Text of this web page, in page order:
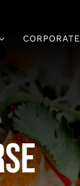
CORPORATE